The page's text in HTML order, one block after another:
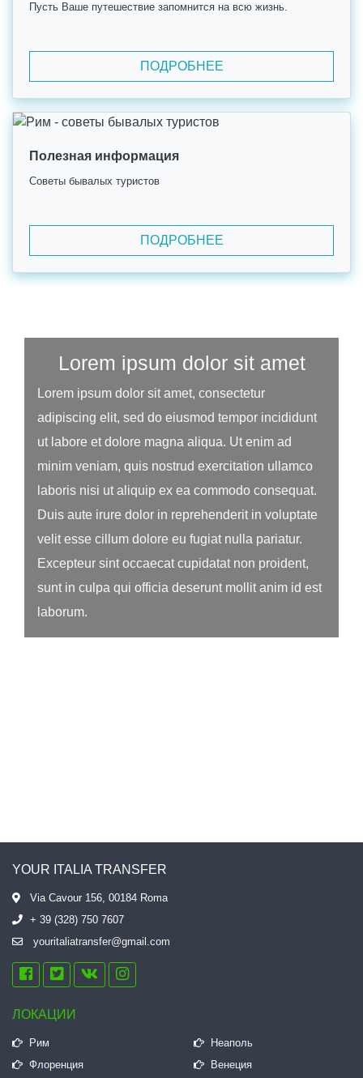
Пусть Ваше путешествие запомнится на всю жизнь.
ПОДРОБНЕЕ
Полезная информация
Советы бывалых туристов
ПОДРОБНЕЕ
Lorem ipsum dolor sit amet
Lorem ipsum dolor sit amet, consectetur
adipiscing elit, sed do eiusmod tempor incididunt
ut labore et dolore magna aliqua. Ut enim ad
minim veniam, quis nostrud exercitation ullamco
laboris nisi ut aliquip ex ea commodo consequat.
Duis aute irure dolor in reprehenderit in voluptate
velit esse cillum dolore eu fugiat nulla pariatur.
Excepteur sint occaecat cupidatat non proident,
sunt in culpa qui officia deserunt mollit anim id est
laborum.
YOUR ITALIA TRANSFER
Via Cavour 156, 00184 Roma
+ 39 (328) 750 7607
youritaliatransfer@gmail.com
ЛОКАЦИИ
Рим
Неаполь
Флоренция
Венеция